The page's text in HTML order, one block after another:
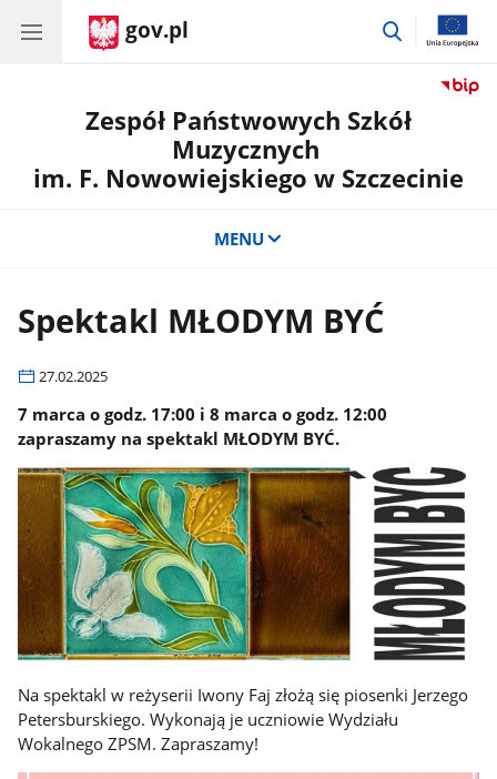
gov.pl
przejdź
Zespół Państwowych Szkół
Muzycznych
im. F. Nowowiejskiego w Szczecinie
MENU
Spektakl MŁODYM BYĆ
27.02.2025
7 marca o godz. 17:00 i 8 marca o godz. 12:00
zapraszamy na spektakl MŁODYM BYĆ.
Na spektakl w reżyserii Iwony Faj złożą się piosenki Jerzego
Petersburskiego. Wykonają je uczniowie Wydziału
Wokalnego ZPSM. Zapraszamy!